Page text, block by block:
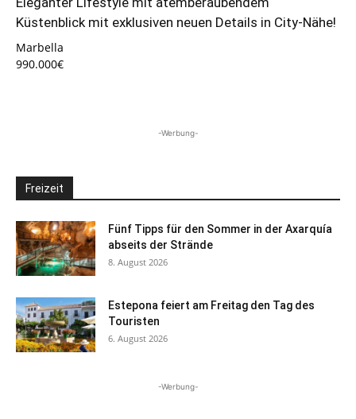
Küstenblick mit exklusiven neuen Details in City-Nähe!
Marbella
990.000€
-Werbung-
Freizeit
Fünf Tipps für den Sommer in der Axarquía
abseits der Strände
8. August 2026
Estepona feiert am Freitag den Tag des
Touristen
6. August 2026
-Werbung-